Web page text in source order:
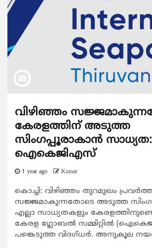
വിഴിഞ്ഞം
കേരളത്തിന് അടുത്ത
സിംഗപ്പൂരാകാന്‍ സാധ്യത:
ഐകെജിഎസ്
1 year ago Kumar
കൊച്ചി: വിഴിഞ്ഞം തുറമുഖം
സജ്ജമാകുന്നതോടെ അടുത്ത
എല്ലാ സാധ്യതകളും
കേരള ഗ്ലോബല്‍ സമ്മിറ്റില്‍
പങ്കെടുത്ത വിദഗ്ധര്‍. അനുകൂല